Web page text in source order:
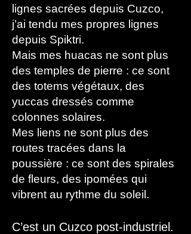
lignes sacrées depuis Cuzco,
j’ai tendu mes propres lignes
depuis Spiktri.
Mais mes huacas ne sont plus
des temples de pierre : ce sont
des totems végétaux, des
yuccas dressés comme
colonnes solaires.
Mes liens ne sont plus des
routes tracées dans la
poussière : ce sont des spirales
de fleurs, des ipomées qui
vibrent au rythme du soleil.
C’est un Cuzco post-industriel.